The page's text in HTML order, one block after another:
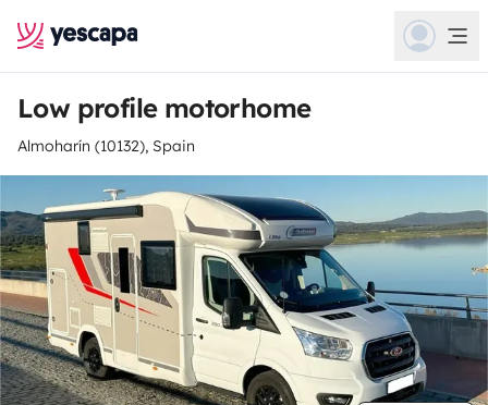
Low profile motorhome
Almoharín (10132), Spain